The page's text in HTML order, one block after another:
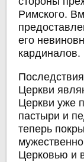
Римского.
его
кардиналов.
Церкви
Церкви уже
пастыри и
теперь
Церковью и